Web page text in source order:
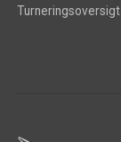
Turneringsoversigt